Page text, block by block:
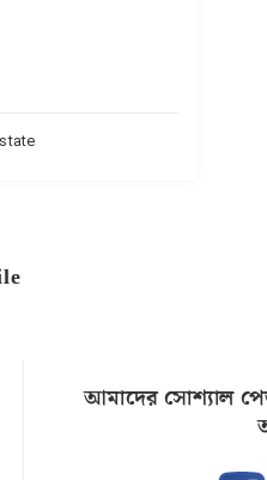
state
আমাদের সোশ্যাল